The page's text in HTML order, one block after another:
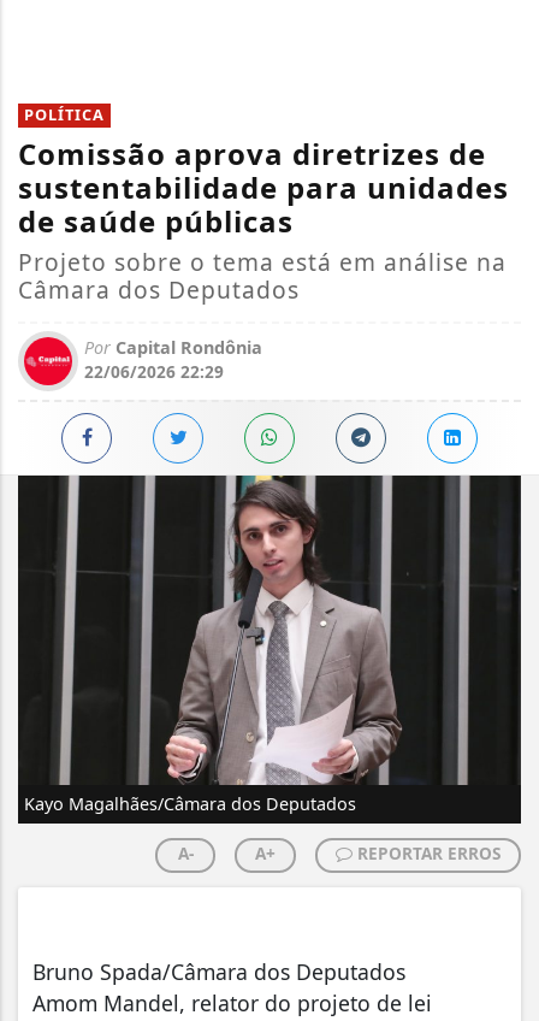
POLÍTICA
Comissão aprova diretrizes de
sustentabilidade para unidades
de saúde públicas
Projeto sobre o tema está em análise na
Câmara dos Deputados
Por Capital Rondônia
22/06/2026 22:29
Kayo Magalhães/Câmara dos Deputados
A- A+ REPORTAR ERROS
Bruno Spada/Câmara dos Deputados
Amom Mandel, relator do projeto de lei